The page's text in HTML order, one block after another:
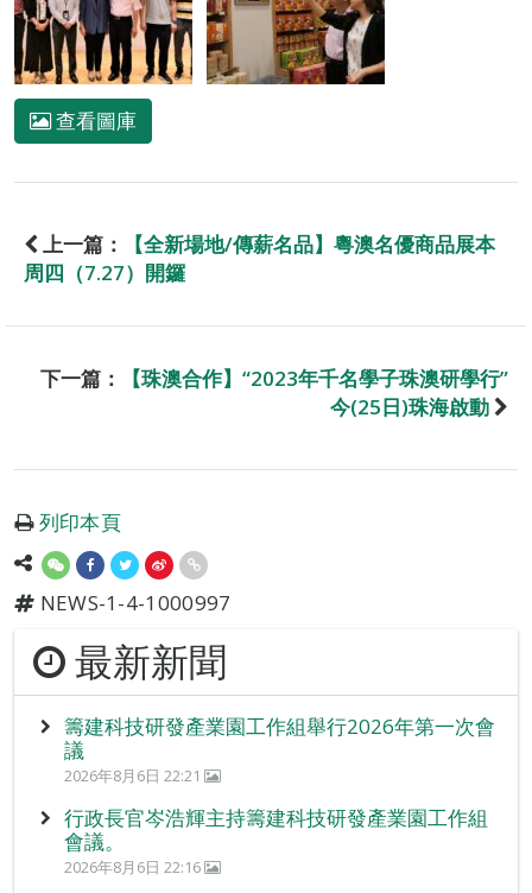
查看圖庫
上一篇：
【全新場地/傳薪名品】粵澳名優商品展本
周四（7.27）開鑼
下一篇：
【珠澳合作】“2023年千名學子珠澳研學行”
今(25日)珠海啟動
列印本頁
NEWS-1-4-1000997
最新新聞
籌建科技研發產業園工作組舉行2026年第一次會
議
2026年8月6日 22:21
行政長官岑浩輝主持籌建科技研發產業園工作組
會議。
2026年8月6日 22:16